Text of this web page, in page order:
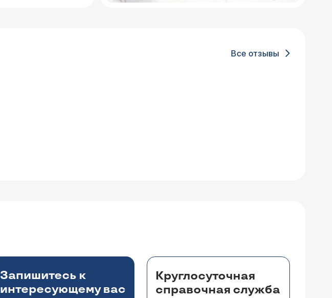
Все отзывы
Запишитесь к
интересующему вас
Круглосуточная
справочная служба